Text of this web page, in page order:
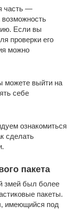
часть —
возможность
Если вы
проверки его
можно
можете выйти на
себе
ознакомиться
сделать
пакета
змей был более
пакеты.
имеющийся под